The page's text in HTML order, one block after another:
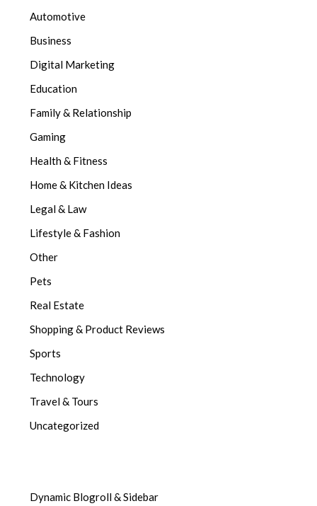
Automotive
Business
Digital Marketing
Education
Family & Relationship
Gaming
Health & Fitness
Home & Kitchen Ideas
Legal & Law
Lifestyle & Fashion
Other
Pets
Real Estate
Shopping & Product Reviews
Sports
Technology
Travel & Tours
Uncategorized
Dynamic Blogroll & Sidebar